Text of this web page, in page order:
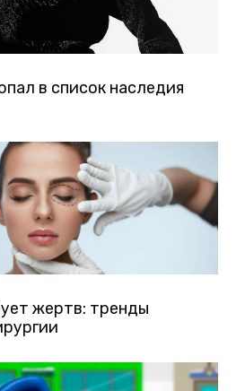
в список наследия
жертв: тренды